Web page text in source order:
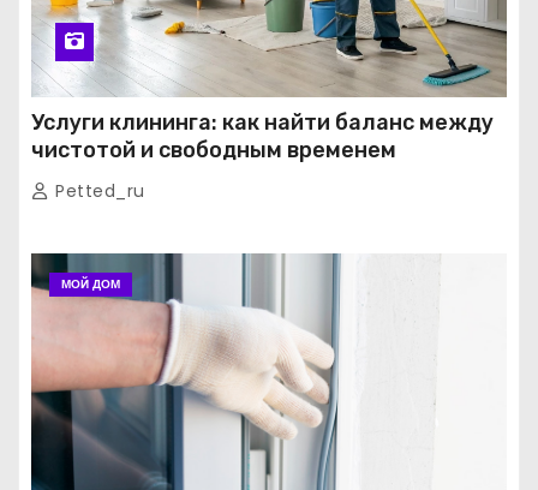
Услуги клининга: как найти баланс между
чистотой и свободным временем
Petted_ru
МОЙ ДОМ